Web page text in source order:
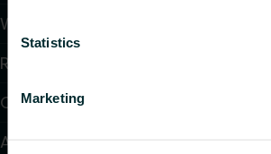
Statistics
Marketing
Wsparcie
Rozwiązania
O nas
Artykuły